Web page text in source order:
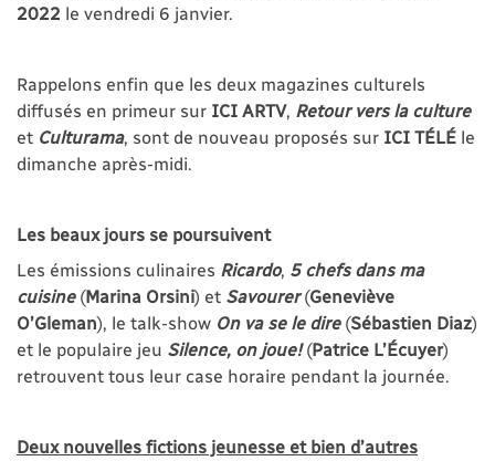
2022 le vendredi 6 janvier.
Rappelons enfin que les deux magazines culturels
diffusés en primeur sur ICI ARTV, Retour vers la culture
et Culturama, sont de nouveau proposés sur ICI TÉLÉ le
dimanche après-midi.
Les beaux jours se poursuivent
Les émissions culinaires Ricardo, 5 chefs dans ma
cuisine (Marina Orsini) et Savourer(Geneviève
O’Gleman), le talk-show On va se le dire(Sébastien Diaz)
et le populaire jeu Silence, on joue!(Patrice L’Écuyer)
retrouvent tous leur case horaire pendant la journée.
Deux nouvelles fictions jeunesse et bien d’autres